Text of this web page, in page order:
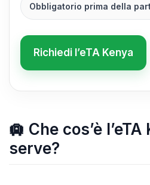
Obbligatorio prima della
Richiedi l’eTA Kenya
🛄 Che cos’è
serve?